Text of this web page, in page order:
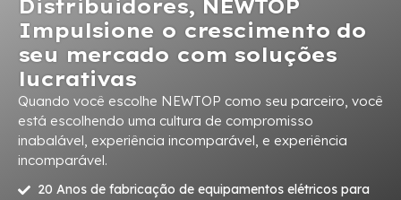
Distribuidores, NEWTOP
Impulsione o crescimento do
seu mercado com soluções
lucrativas
Quando você escolhe NEWTOP como seu parceiro, você
está escolhendo uma cultura de compromisso
inabalável, experiência incomparável, e experiência
incomparável.
20 Anos de fabricação de equipamentos elétricos para